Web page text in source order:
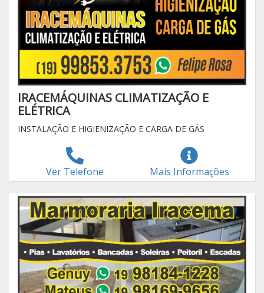
IRACEMÁQUINAS CLIMATIZAÇÃO E
ELÉTRICA
INSTALAÇÃO E HIGIENIZAÇÃO E CARGA DE GÁS
Ver Telefone Mais Informações